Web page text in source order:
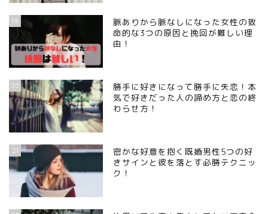
19
脈ありから脈なしになった女性の致
命的な3つの原因と挽回が難しい理
由！
20
勝手に好きになって勝手に失恋！本
気で好きだった人の諦め方と恋の終
わらせ方！
21
密かな好意を抱く既婚男性5つの好
きサインと彼を落とす必勝テクニッ
ク！